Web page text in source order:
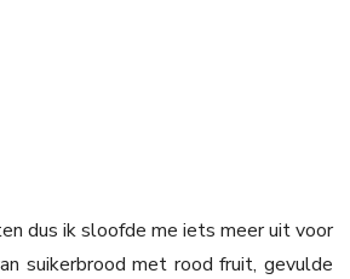
dus ik sloofde me iets meer uit voor
suikerbrood met rood fruit, gevulde